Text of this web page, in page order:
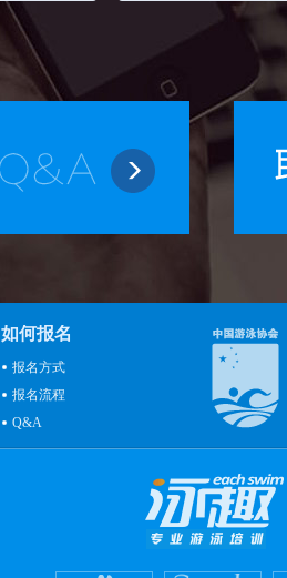
如何报名
报名方式
报名流程
Q&A